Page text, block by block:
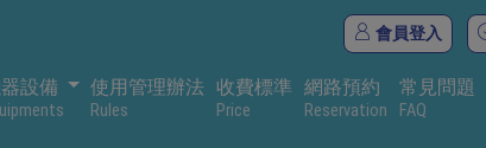
會員登入
設備 儀器設備
使用管理辦法
Rules
收費標準
Price
網路預約
Reservation
常見問題
FAQ